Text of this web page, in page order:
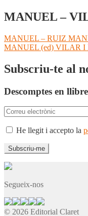
MANUEL –
Navegació
d'entrades
Entrada
anterior:
MANUEL – RUIZ
Pròxima
MANUEL (ed) VILAR I
Subscriu-te al
Descomptes en
He llegit i accepto la
Segueix-nos
© 2026 Editorial Claret